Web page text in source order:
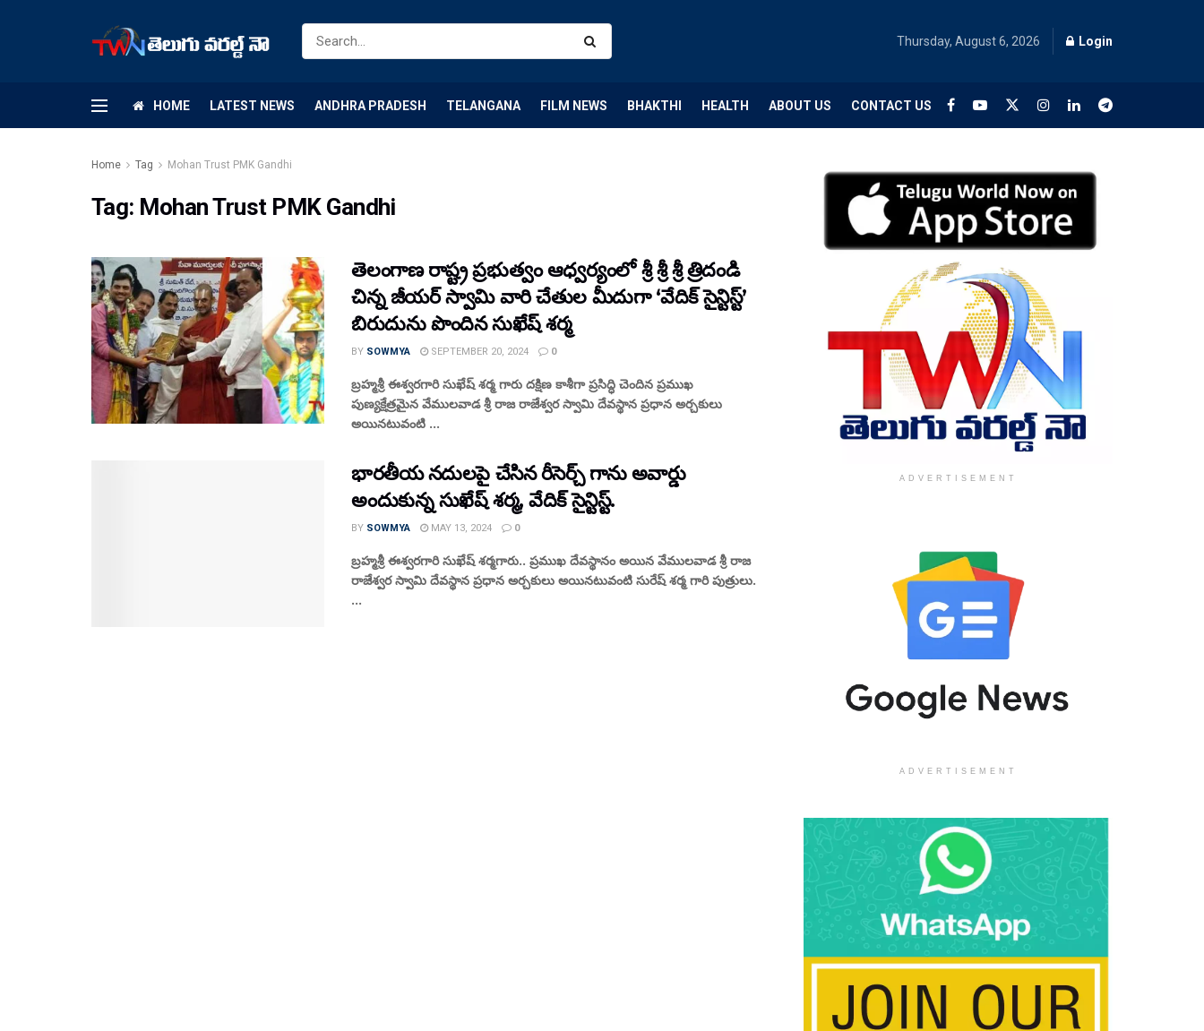
Thursday, August 6, 2026 Login
HOME LATEST NEWS ANDHRA PRADESH TELANGANA FILM NEWS BHAKTHI HEALTH ABOUT US CONTACT US
Home Tag Mohan Trust PMK Gandhi
Tag: Mohan Trust PMK Gandhi
తెలంగాణ రాష్ట్ర ప్రభుత్వం ఆధ్వర్యంలో శ్రీ శ్రీ శ్రీ త్రిదండి
చిన్న జీయర్ స్వామి వారి చేతుల మీదుగా ‘వేదిక్ సైన్టిస్ట్’
బిరుదును పొందిన సుఖేష్ శర్మ
BY SOWMYA SEPTEMBER 20, 2024 0
బ్రహ్మశ్రీ ఈశ్వరగారి సుఖేష్ శర్మ గారు దక్షిణ కాశీగా ప్రసిద్ధి చెందిన ప్రముఖ
పుణ్యక్షేత్రమైన వేములవాడ శ్రీ రాజ రాజేశ్వర స్వామి దేవస్థాన ప్రధాన అర్చకులు
అయినటువంటి ...
భారతీయ నదులపై చేసిన రీసెర్చ్ గాను అవార్డు
అందుకున్న సుఖేష్ శర్మ, వేదిక్ సైన్టిస్ట్.
BY SOWMYA MAY 13, 2024 0
బ్రహ్మశ్రీ ఈశ్వరగారి సుఖేష్ శర్మగారు.. ప్రముఖ దేవస్థానం అయిన వేములవాడ శ్రీ రాజ
రాజేశ్వర స్వామి దేవస్థాన ప్రధాన అర్చకులు అయినటువంటి సురేష్ శర్మ గారి పుత్రులు.
...
ADVERTISEMENT
ADVERTISEMENT